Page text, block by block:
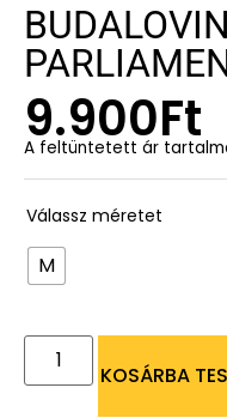
9.900Ft
A feltüntetett ár
Válassz méretet
M
KOSÁRBA